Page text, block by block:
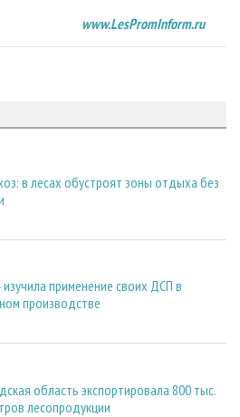
www.LesPromInform.ru
в лесах обустроят зоны отдыха без
изучила применение своих ДСП в
производстве
область экспортировала 800 тыс.
лесопродукции